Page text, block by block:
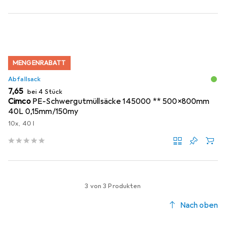
MENGENRABATT
Abfallsack
EUR
7,65 bei 4 Stück
Cimco PE-Schwergutmüllsäcke 145000 ** 500x800mm
40L 0,15mm/150my
10x, 40 l
3 von 3 Produkten
Nach oben